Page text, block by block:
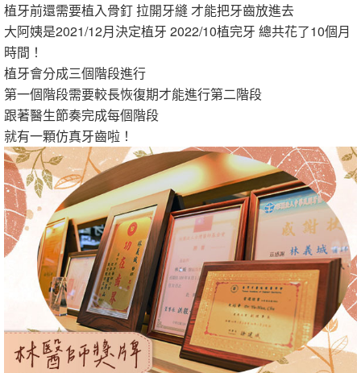
植牙前還需要植入骨釘 拉開牙縫 才能把牙齒放進去
大阿姨是2021/12月決定植牙 2022/10植完牙 總共花了10個月
時間！
植牙會分成三個階段進行
第一個階段需要較長恢復期才能進行第二階段
跟著醫生節奏完成每個階段
就有一顆仿真牙齒啦！